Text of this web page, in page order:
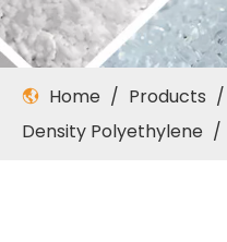
Home / Products /
Density Polyethylene /